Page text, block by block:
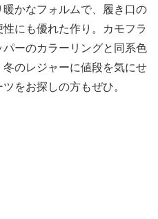
かなフォルムで、履き口の
にも優れた作り。カモフラ
ーのカラーリングと同系色
のレジャーに値段を気にせ
をお探しの方もぜひ。